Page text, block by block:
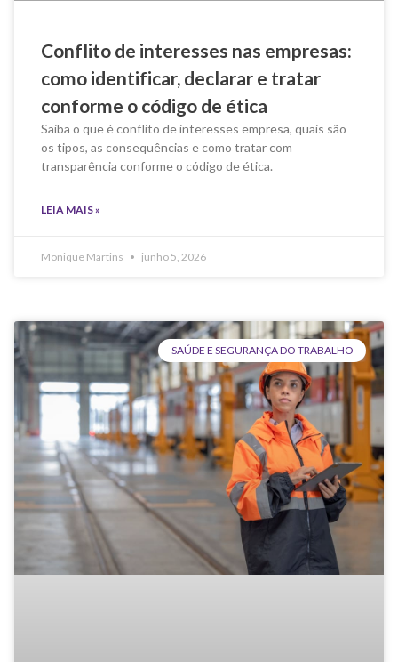
Conflito de interesses nas empresas:
como identificar, declarar e tratar
conforme o código de ética
Saiba o que é conflito de interesses empresa, quais são
os tipos, as consequências e como tratar com
transparência conforme o código de ética.
LEIA MAIS »
Monique Martins junho 5, 2026
SAÚDE E SEGURANÇA DO TRABALHO